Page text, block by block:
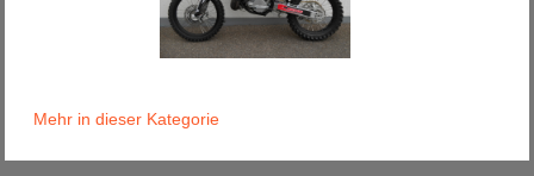
Mehr in dieser Kategorie